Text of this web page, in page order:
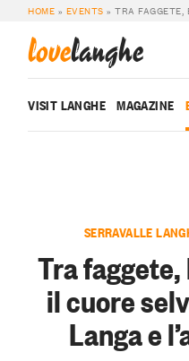
HOME » EVENTS »TRA FAGGETE, BOSCHI E GUADI:
lovelanghe
VISIT LANGHE MAGAZINE
SERRAVALLE
Tra
il cuore
Langa e